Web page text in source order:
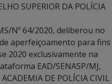
SUPERIOR DA POLÍCIA
Nº 64/2020, deliberou no
aperfeiçoamento para fins
2020 exclusivamente na
EAD/SENASP/MJ,
DE POLÍCIA CIVIL